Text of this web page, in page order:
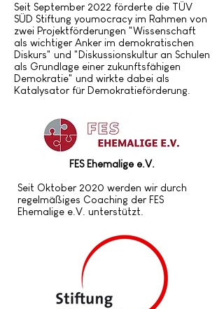
Seit September 2022 förderte die TÜV
SÜD Stiftung youmocracy im Rahmen von
zwei Projektförderungen "Wissenschaft
als wichtiger Anker im demokratischen
Diskurs" und "Diskussionskultur an Schulen
als Grundlage einer zukunftsfähigen
Demokratie" und wirkte dabei als
Katalysator für Demokratieförderung.
FES Ehemalige e.V.
Seit Oktober 2020 werden wir durch
regelmäßiges Coaching der FES
Ehemalige e.V. unterstützt.